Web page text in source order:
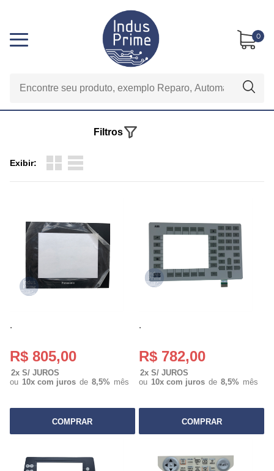
0
Exibir:
Filtros
.
R$ 805,00
2x S/ JUROS
ou 10x com juros de 8,5% mês
COMPRAR
.
R$ 782,00
2x S/ JUROS
ou 10x com juros de 8,5% mês
COMPRAR